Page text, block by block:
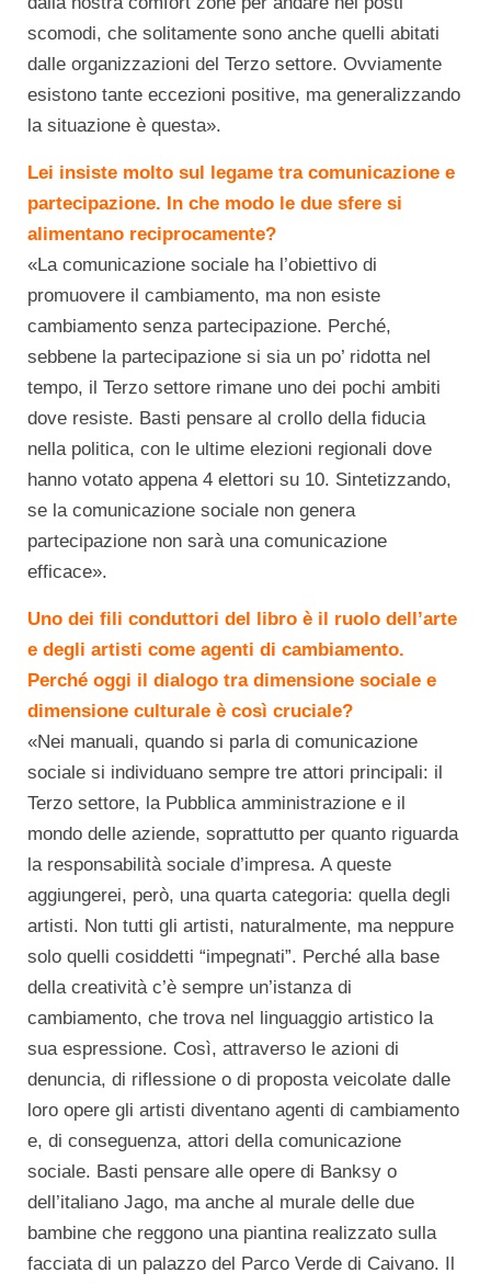
scomodi, che solitamente sono anche quelli abitati
dalle organizzazioni del Terzo settore. Ovviamente
esistono tante eccezioni positive, ma generalizzando
la situazione è questa».
Lei insiste molto sul legame tra comunicazione e
partecipazione. In che modo le due sfere si
alimentano reciprocamente?
«La comunicazione sociale ha l’obiettivo di
promuovere il cambiamento, ma non esiste
cambiamento senza partecipazione. Perché,
sebbene la partecipazione si sia un po’ ridotta nel
tempo, il Terzo settore rimane uno dei pochi ambiti
dove resiste. Basti pensare al crollo della fiducia
nella politica, con le ultime elezioni regionali dove
hanno votato appena 4 elettori su 10. Sintetizzando,
se la comunicazione sociale non genera
partecipazione non sarà una comunicazione
efficace».
Uno dei fili conduttori del libro è il ruolo dell’arte
e degli artisti come agenti di cambiamento.
Perché oggi il dialogo tra dimensione sociale e
dimensione culturale è così cruciale?
«Nei manuali, quando si parla di comunicazione
sociale si individuano sempre tre attori principali: il
Terzo settore, la Pubblica amministrazione e il
mondo delle aziende, soprattutto per quanto riguarda
la responsabilità sociale d’impresa. A queste
aggiungerei, però, una quarta categoria: quella degli
artisti. Non tutti gli artisti, naturalmente, ma neppure
solo quelli cosiddetti “impegnati”. Perché alla base
della creatività c’è sempre un’istanza di
cambiamento, che trova nel linguaggio artistico la
sua espressione. Così, attraverso le azioni di
denuncia, di riflessione o di proposta veicolate dalle
loro opere gli artisti diventano agenti di cambiamento
e, di conseguenza, attori della comunicazione
sociale. Basti pensare alle opere di Banksy o
dell’italiano Jago, ma anche al murale delle due
bambine che reggono una piantina realizzato sulla
facciata di un palazzo del Parco Verde di Caivano. Il